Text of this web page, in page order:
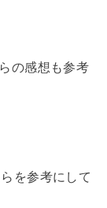
の感想も参考
を参考にして